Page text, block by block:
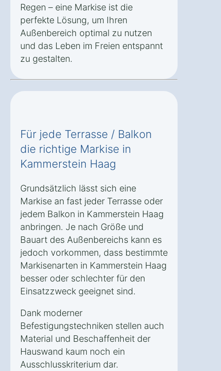
Regen – eine Markise ist die
perfekte Lösung, um Ihren
Außenbereich optimal zu nutzen
und das Leben im Freien entspannt
zu gestalten.
Für jede Terrasse / Balkon
die richtige Markise in
Kammerstein Haag
Grundsätzlich lässt sich eine
Markise an fast jeder Terrasse oder
jedem Balkon in Kammerstein Haag
anbringen. Je nach Größe und
Bauart des Außenbereichs kann es
jedoch vorkommen, dass bestimmte
Markisenarten in Kammerstein Haag
besser oder schlechter für den
Einsatzzweck geeignet sind.
Dank moderner
Befestigungstechniken stellen auch
Material und Beschaffenheit der
Hauswand kaum noch ein
Ausschlusskriterium dar.